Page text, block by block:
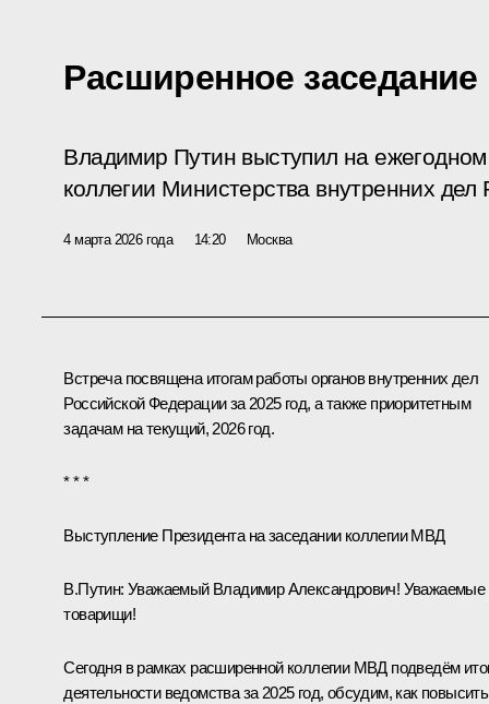
Расширенное
Владимир Путин выступил на
коллегии Министерства внутренних дел
4 марта 2026 года 14:20 Москва
Встреча посвящена итогам работы органов внутренних дел
Российской Федерации за 2025 год, а также приоритетным
задачам на текущий, 2026 год.
* * *
Выступление Президента на заседании коллегии МВД
В.Путин: Уважаемый Владимир Александрович! Уважаемые
товарищи!
Сегодня в рамках расширенной коллегии МВД подведём
деятельности ведомства за 2025 год, обсудим, как повысить